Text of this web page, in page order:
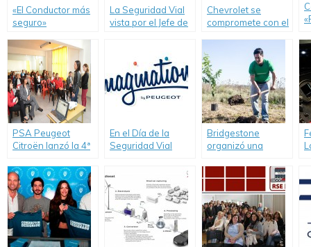
«El Conductor más
seguro»
Video
La Seguridad Vial
vista por el Jefe de
de Buenos Aires
Chevrolet se
compromete con el
PSA Peugeot
Citroën lanzó la 4ª
«Guardianes de la
Seguridad Vial».
En el Día de la
Seguridad Vial
crear conciencia
Bridgestone
organizó una
en el Hogar «Un
Rinconcito de
Amor»